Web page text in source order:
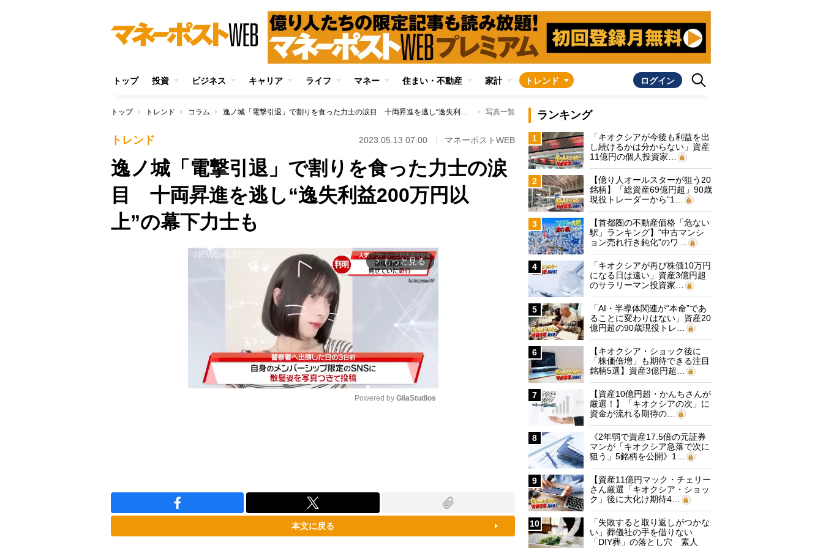
トップ 投資 ビジネス キャリア ライフ マネー 住まい・不動産 家計 トレンド ログイン
トップ トレンド コラム 逸ノ城「電撃引退」で割りを食った力士の涙目 十両昇進を逃し“逸失利益200万円以上”の幕下力士も 写真一覧
トレンド 2023.05.13 07:00 マネーポストWEB
逸ノ城「電撃引退」で割りを食った力士の涙
目 十両昇進を逃し“逸失利益200万円以
上”の幕下力士も
arrow_forward_ios もっと見る
Powered by GliaStudios
本文に戻る
ランキング
1
「キオクシアが今後も利益を出
し続けるかは分からない」資産
11億円の個人投資家…
2
【億り人オールスターが狙う20
銘柄】「総資産69億円超」90歳
現役トレーダーから“1…
3
【首都圏の不動産価格「危ない
駅」ランキング】“中古マンシ
ョン売れ行き鈍化”のワ…
4
「キオクシアが再び株価10万円
になる日は遠い」資産3億円超
のサラリーマン投資家…
5
「AI・半導体関連が“本命”であ
ることに変わりはない」資産20
億円超の90歳現役トレ…
6
【キオクシア・ショック後に
「株価倍増」も期待できる注目
銘柄5選】資産3億円超…
7
【資産10億円超・かんちさんが
厳選！】「キオクシアの次」に
資金が流れる期待の…
8
《2年弱で資産17.5倍の元証券
マンが「キオクシア急落で次に
狙う」5銘柄を公開》1…
9
【資産11億円マック・チェリー
さん厳選「キオクシア・ショッ
ク」後に大化け期待4…
10
「失敗すると取り返しがつかな
い」葬儀社の手を借りない
「DIY葬」の落とし穴 素人